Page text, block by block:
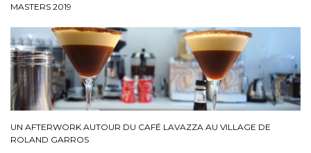
MASTERS 2019
UN AFTERWORK AUTOUR DU CAFÉ LAVAZZA AU VILLAGE DE
ROLAND GARROS